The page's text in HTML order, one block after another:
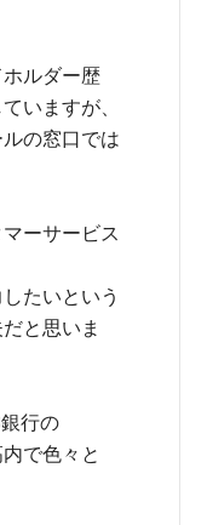
ルダー歴
いますが、
の窓口では
ーサービス
たいという
と思いま
行の
で色々と